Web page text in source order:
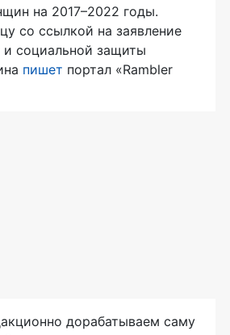
на 2017–2022 годы.
со ссылкой на заявление
и социальной защиты
пишет портал «Rambler
дорабатываем саму